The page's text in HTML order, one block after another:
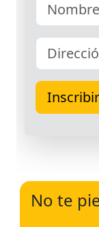
No te